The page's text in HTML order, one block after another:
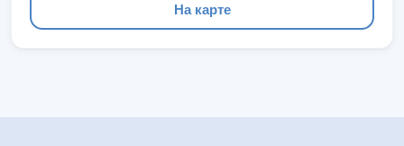
На карте